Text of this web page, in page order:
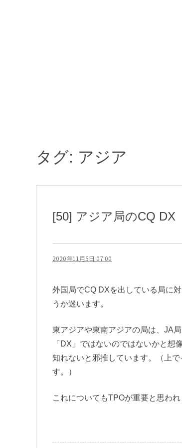
タグ: アジア
[50] アジア局のCQ DX
2020年11月5日 07:00
外国局でCQ DXを出している局に
うか迷います。
東アジアや東南アジアの局は、JA
「DX」ではないのではないかと
知れないと邪推しています。（上
す。）
これについてもTPOが重要と思われ